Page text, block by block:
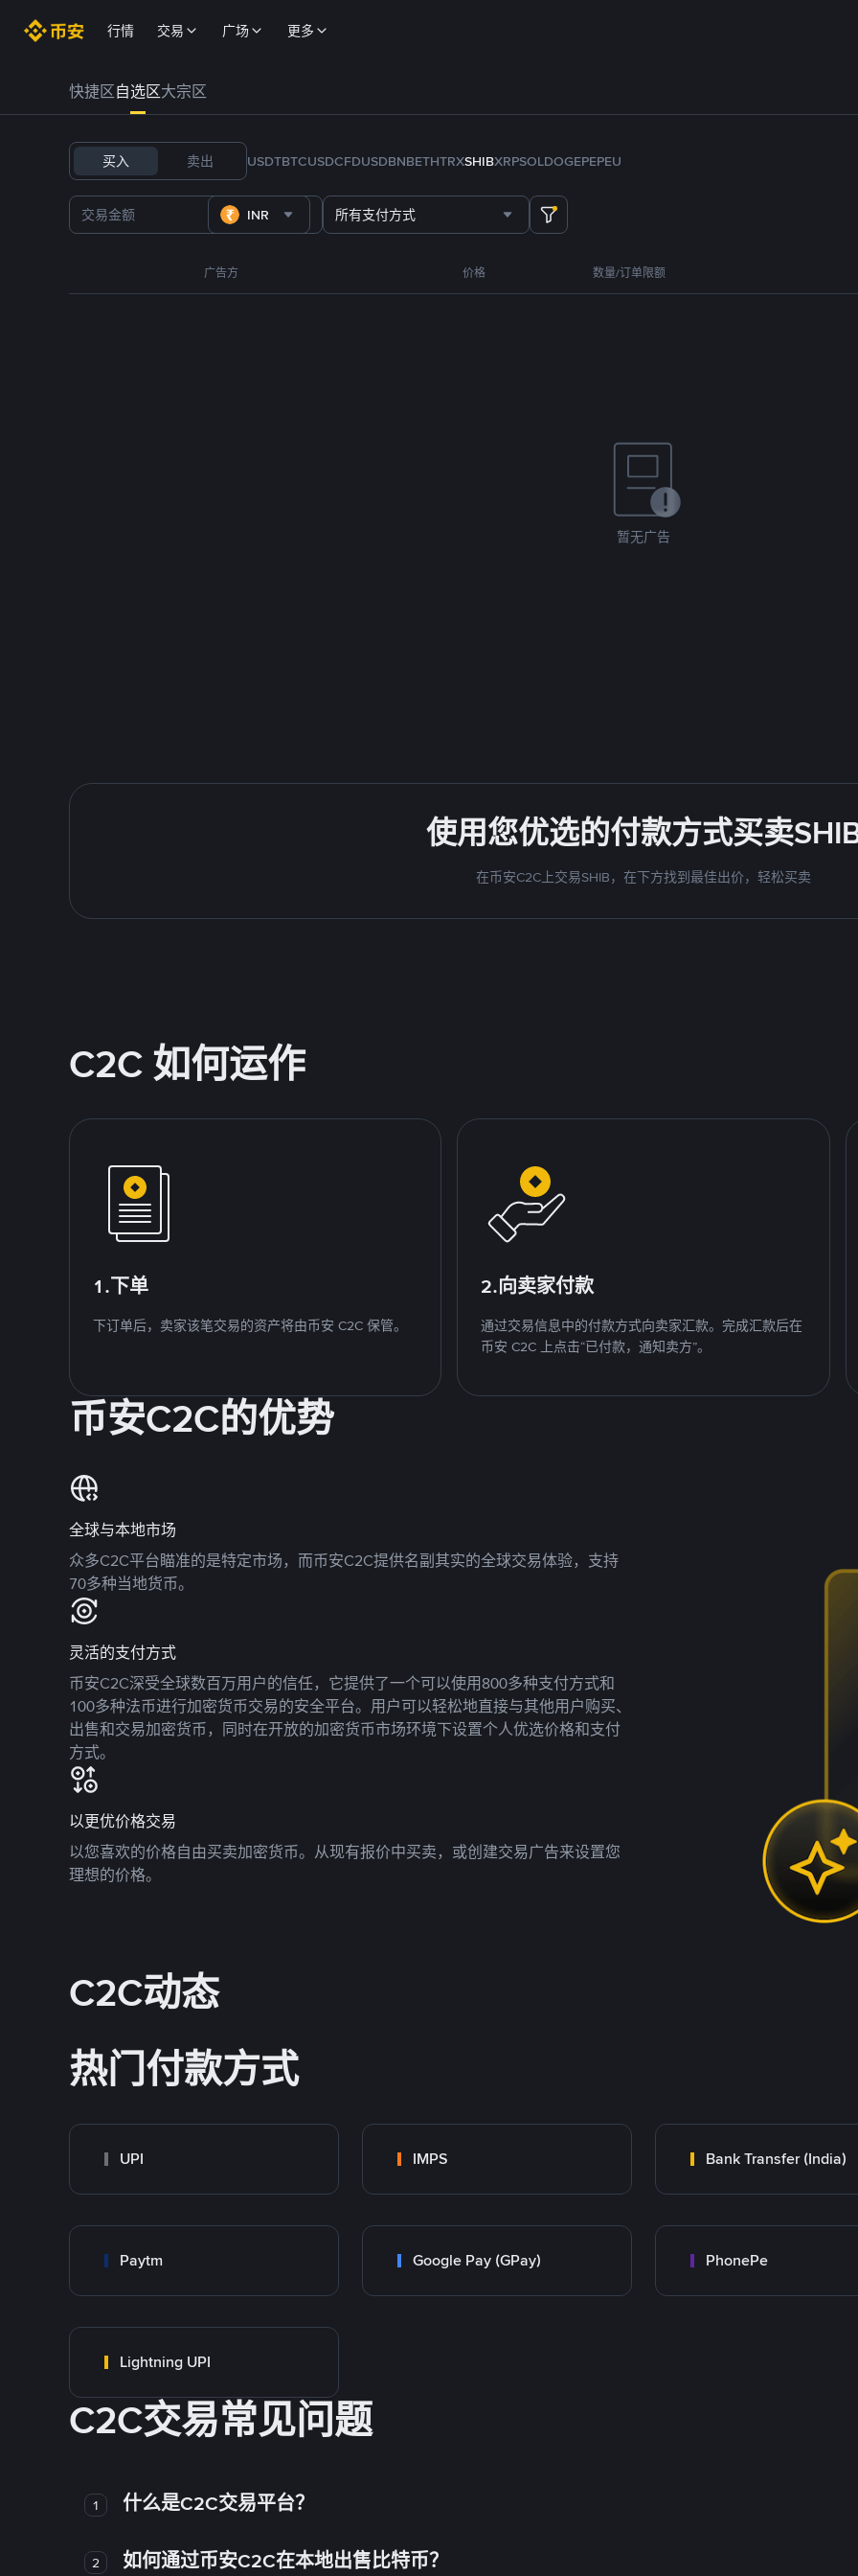
行情 交易 广场 更多
快捷区自选区大宗区
买入 卖出 USDTBTCUSDCFDUSDBNBETHTRXSHIBXRPSOLDOGEPEPEU
INR 所有支付方式
广告方 价格 数量/订单限额
暂无广告
使用您优选的付款方式买卖
在币安C2C上交易SHIB，在下方找到最佳出价，轻松买卖
C2C 如何运作
1.下单
下订单后，卖家该笔交易的资产将由币安 C2C 保管。
2.向卖家付款
通过交易信息中的付款方式向卖家汇款。完成汇款后在
币安 C2C 上点击“已付款，通知卖方”。
币安C2C的优势
全球与本地市场
众多C2C平台瞄准的是特定市场，而币安C2C提供名副其实的全球交易体验，支持
70多种当地货币。
灵活的支付方式
币安C2C深受全球数百万用户的信任，它提供了一个可以使用800多种支付方式和
100多种法币进行加密货币交易的安全平台。用户可以轻松地直接与其他用户购买、
出售和交易加密货币，同时在开放的加密货币市场环境下设置个人优选价格和支付
方式。
以更优价格交易
以您喜欢的价格自由买卖加密货币。从现有报价中买卖，或创建交易广告来设置您
理想的价格。
C2C动态
热门付款方式
UPI IMPS Bank Transfer (India)
Paytm Google Pay (GPay) PhonePe
Lightning UPI
C2C交易常见问题
1 什么是C2C交易平台？
2 如何通过币安C2C在本地出售比特币？